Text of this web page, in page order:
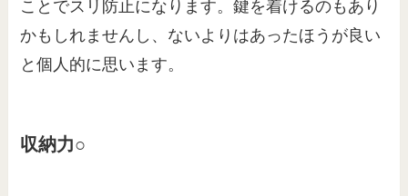
ことでスリ防止になります。鍵を着けるのもあり
かもしれませんし、ないよりはあったほうが良い
と個人的に思います。
収納力○